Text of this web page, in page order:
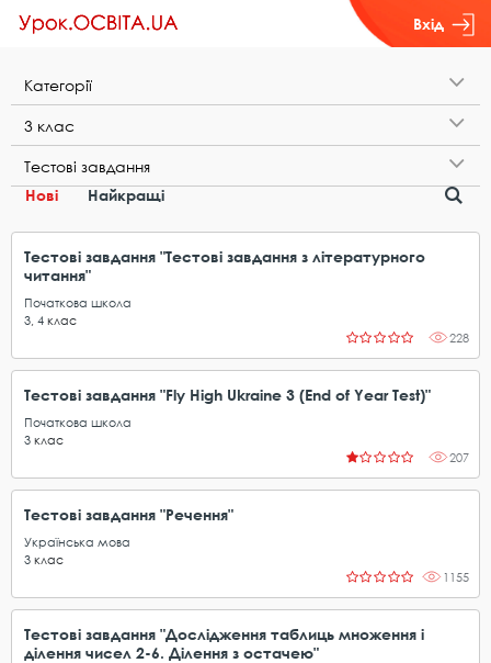
Вхід
К​а​т​е​г​о​р​і​ї
3​ ​к​л​а​с
Т​е​с​т​о​в​і​ ​з​а​в​д​а​н​н​я
Нові
Найкращі
Тестові завдання "Тестові завдання з літературного
читання"
Початкова школа
3 4 клас
228
Тестові завдання "Fly High Ukraine 3 (End of Year Test)"
Початкова школа
3 клас
207
Тестові завдання "Речення"
Українська мова
3 клас
1155
Тестові завдання "Дослідження таблиць множення і
ділення чисел 2-6. Ділення з остачею"